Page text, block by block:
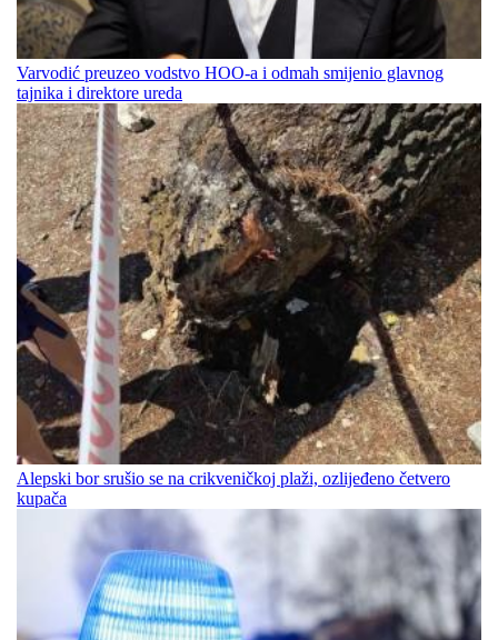
Varvodić preuzeo vodstvo HOO-a i odmah smijenio glavnog
tajnika i direktore ureda
Alepski bor srušio se na crikveničkoj plaži, ozlijeđeno četvero
kupača